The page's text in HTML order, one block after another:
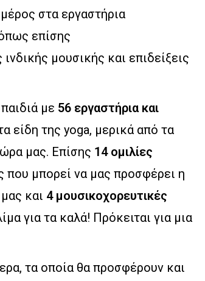
στα εργαστήρια
επίσης
μουσικής και επιδείξεις
με 56 εργαστήρια και
είδη της yoga, μερικά από τα
μας. Επίσης 14 ομιλίες
μπορεί να μας προσφέρει η
και 4 μουσικοχορευτικές
για τα καλά! Πρόκειται για μια
τα οποία θα προσφέρουν και